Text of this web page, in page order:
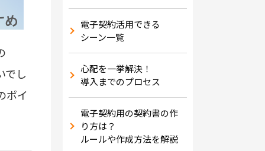
でし
ポイ
電子契約活用できる
シーン一覧
心配を一挙解決！
導入までのプロセス
電子契約用の契約書の作
り方は？
ルールや作成方法を解説